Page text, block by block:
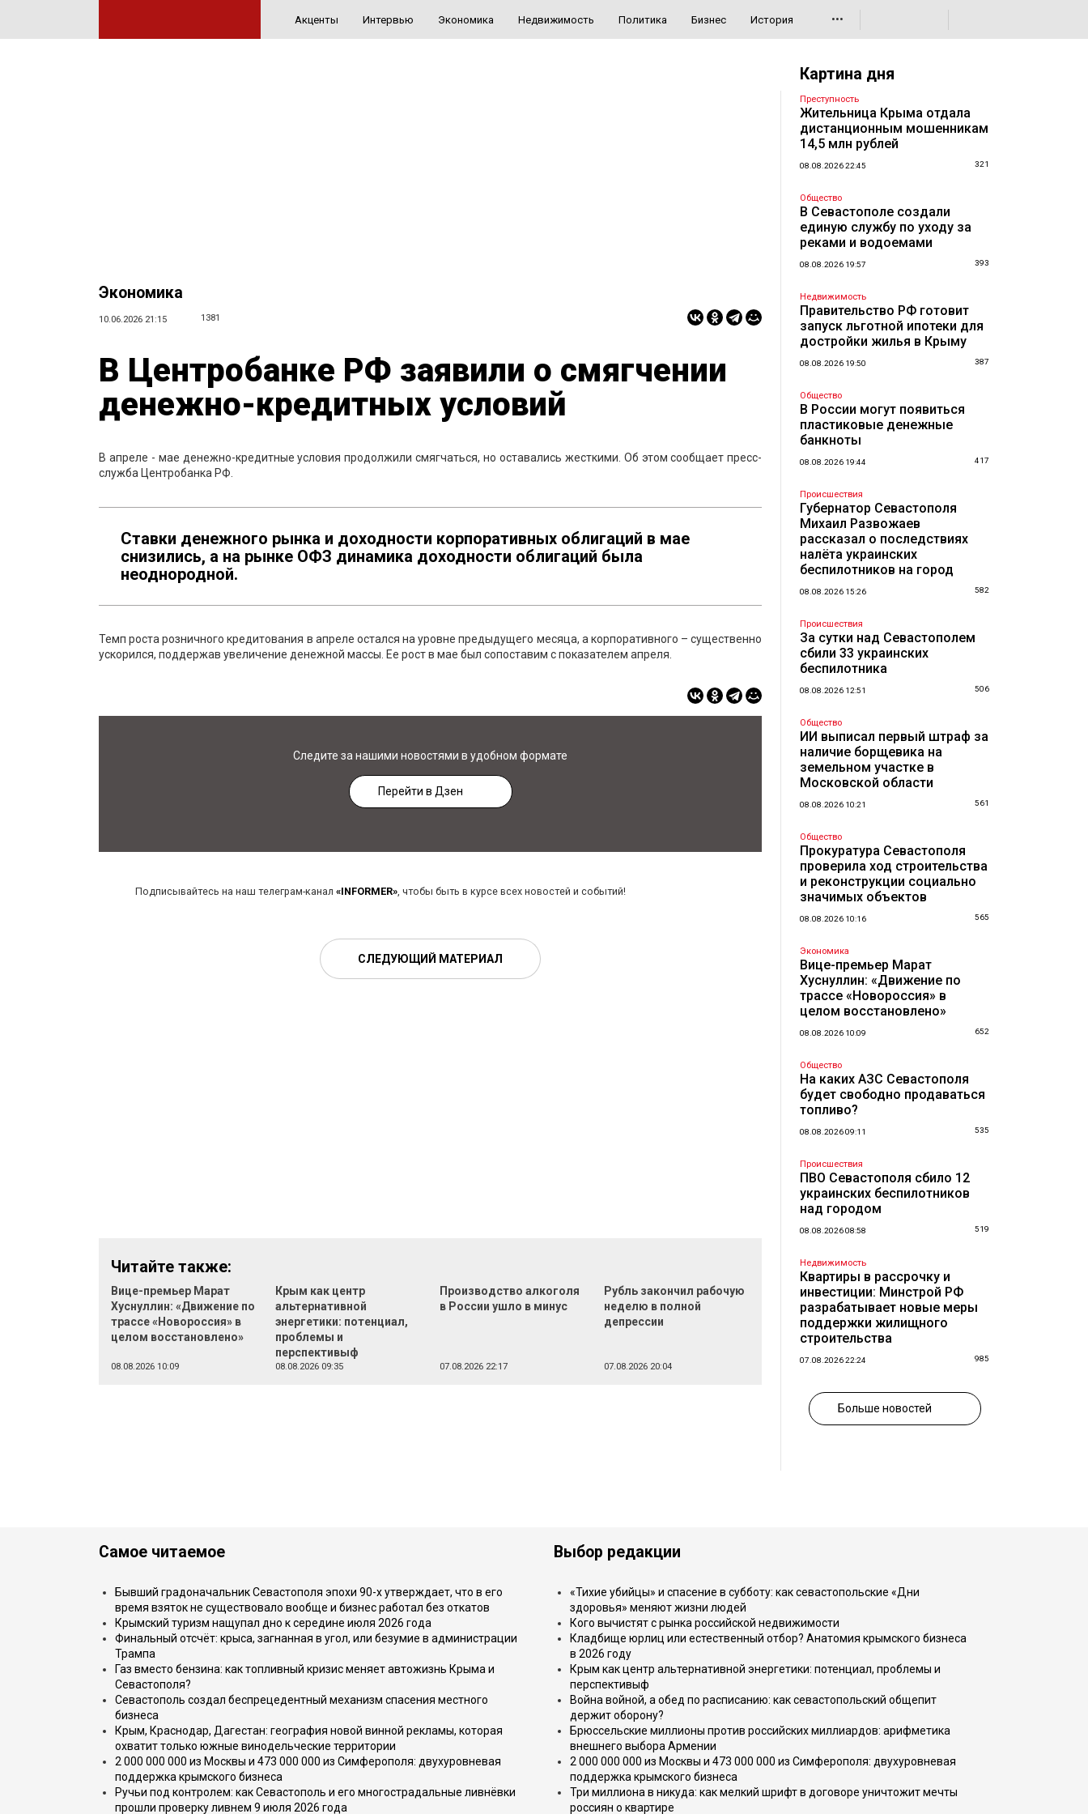
Акценты Интервью Экономика Недвижимость Политика Бизнес История •••
Экономика
10.06.2026 21:15 1381
В Центробанке РФ заявили о смягчении
денежно-кредитных условий
В апреле - мае денежно-кредитные условия продолжили смягчаться, но оставались жесткими. Об этом сообщает пресс-
служба Центробанка РФ.
Ставки денежного рынка и доходности корпоративных облигаций в мае
снизились, а на рынке ОФЗ динамика доходности облигаций была
неоднородной.
Темп роста розничного кредитования в апреле остался на уровне предыдущего месяца, а корпоративного – существенно
ускорился, поддержав увеличение денежной массы. Ее рост в мае был сопоставим с показателем апреля.
Следите за нашими новостями в удобном формате
Перейти в Дзен
Подписывайтесь на наш телеграм-канал «INFORMER», чтобы быть в курсе всех новостей и событий!
СЛЕДУЮЩИЙ МАТЕРИАЛ
Читайте также:
Вице-премьер Марат
Хуснуллин: «Движение по
трассе «Новороссия» в
целом восстановлено»
08.08.2026 10:09
Крым как центр
альтернативной
энергетики: потенциал,
проблемы и
перспективыф
08.08.2026 09:35
Производство алкоголя
в России ушло в минус
07.08.2026 22:17
Рубль закончил рабочую
неделю в полной
депрессии
07.08.2026 20:04
Картина дня
Преступность
Жительница Крыма отдала
дистанционным мошенникам
14,5 млн рублей
08.08.2026 22:45 321
Общество
В Севастополе создали
единую службу по уходу за
реками и водоемами
08.08.2026 19:57 393
Недвижимость
Правительство РФ готовит
запуск льготной ипотеки для
достройки жилья в Крыму
08.08.2026 19:50 387
Общество
В России могут появиться
пластиковые денежные
банкноты
08.08.2026 19:44 417
Происшествия
Губернатор Севастополя
Михаил Развожаев
рассказал о последствиях
налёта украинских
беспилотников на город
08.08.2026 15:26 582
Происшествия
За сутки над Севастополем
сбили 33 украинских
беспилотника
08.08.2026 12:51 506
Общество
ИИ выписал первый штраф за
наличие борщевика на
земельном участке в
Московской области
08.08.2026 10:21 561
Общество
Прокуратура Севастополя
проверила ход строительства
и реконструкции социально
значимых объектов
08.08.2026 10:16 565
Экономика
Вице-премьер Марат
Хуснуллин: «Движение по
трассе «Новороссия» в
целом восстановлено»
08.08.2026 10:09 652
Общество
На каких АЗС Севастополя
будет свободно продаваться
топливо?
08.08.2026 09:11 535
Происшествия
ПВО Севастополя сбило 12
украинских беспилотников
над городом
08.08.2026 08:58 519
Недвижимость
Квартиры в рассрочку и
инвестиции: Минстрой РФ
разрабатывает новые меры
поддержки жилищного
строительства
07.08.2026 22:24 985
Больше новостей
Самое читаемое
Бывший градоначальник Севастополя эпохи 90-х утверждает, что в его
время взяток не существовало вообще и бизнес работал без откатов
Крымский туризм нащупал дно к середине июля 2026 года
Финальный отсчёт: крыса, загнанная в угол, или безумие в администрации
Трампа
Газ вместо бензина: как топливный кризис меняет автожизнь Крыма и
Севастополя?
Севастополь создал беспрецедентный механизм спасения местного
бизнеса
Крым, Краснодар, Дагестан: география новой винной рекламы, которая
охватит только южные винодельческие территории
2 000 000 000 из Москвы и 473 000 000 из Симферополя: двухуровневая
поддержка крымского бизнеса
Ручьи под контролем: как Севастополь и его многострадальные ливнёвки
прошли проверку ливнем 9 июля 2026 года
Выбор редакции
«Тихие убийцы» и спасение в субботу: как севастопольские «Дни
здоровья» меняют жизни людей
Кого вычистят с рынка российской недвижимости
Кладбище юрлиц или естественный отбор? Анатомия крымского бизнеса
в 2026 году
Крым как центр альтернативной энергетики: потенциал, проблемы и
перспективыф
Война войной, а обед по расписанию: как севастопольский общепит
держит оборону?
Брюссельские миллионы против российских миллиардов: арифметика
внешнего выбора Армении
2 000 000 000 из Москвы и 473 000 000 из Симферополя: двухуровневая
поддержка крымского бизнеса
Три миллиона в никуда: как мелкий шрифт в договоре уничтожит мечты
россиян о квартире